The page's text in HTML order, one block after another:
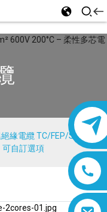
緣電纜 TC/FEP/SiR
可自訂選項